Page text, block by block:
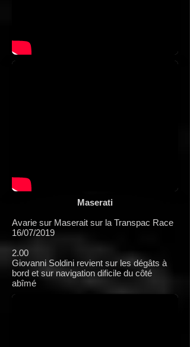
Maserati
Avarie sur Maserait sur la Transpac Race
16/07/2019
2.00
Giovanni Soldini revient sur les dégâts à
bord et sur navigation dificile du côté
abîmé